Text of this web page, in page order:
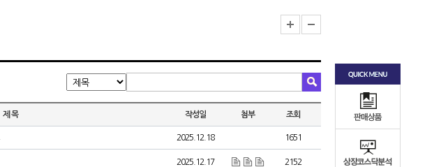
제 목 작성일 첨부 조회
2025.12.18 1651
2025.12.17 2152